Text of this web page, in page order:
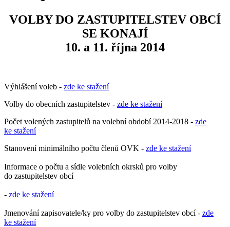
VOLBY DO ZASTUPITELSTEV OBCÍ
SE KONAJÍ
10. a 11. října 2014
Výhlášení voleb - zde ke stažení
Volby do obecních zastupitelstev - zde ke stažení
Počet volených zastupitelů na volební období 2014-2018 - zde
ke stažení
Stanovení minimálního počtu členů OVK - zde ke stažení
Informace o počtu a sídle volebních okrsků pro volby
do zastupitelstev obcí
- zde ke stažení
Jmenování zapisovatele/ky pro volby do zastupitelstev obcí - zde
ke stažení